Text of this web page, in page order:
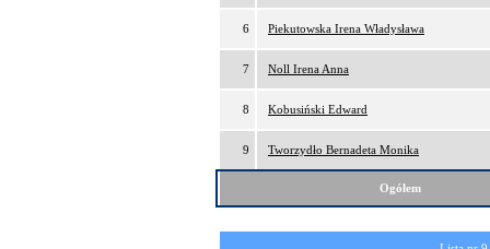
6 Piekutowska Irena Władysława
7 Noll Irena Anna
8 Kobusiński Edward
9 Tworzydło Bernadeta Monika
Ogółem